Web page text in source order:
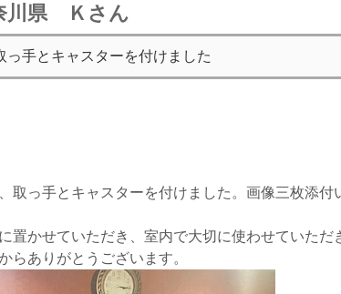
川県 Ｋさん
っ手とキャスターを付けました
取っ手とキャスターを付けました。画像三枚添付
置かせていただき、室内で大切に使わせていただ
らありがとうございます。